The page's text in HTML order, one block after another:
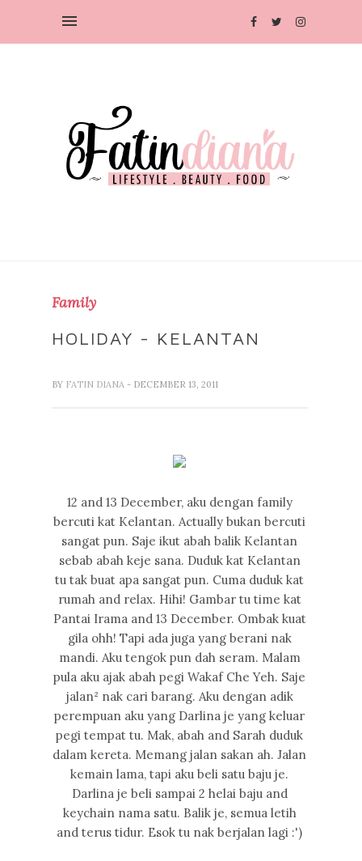
Family
HOLIDAY - KELANTAN
BY FATIN DIANA - DECEMBER 13, 2011
12 and 13 December, aku dengan family
bercuti kat Kelantan. Actually bukan bercuti
sangat pun. Saje ikut abah balik Kelantan
sebab abah keje sana. Duduk kat Kelantan
tu tak buat apa sangat pun. Cuma duduk kat
rumah and relax. Hihi! Gambar tu time kat
Pantai Irama and 13 December. Ombak kuat
gila ohh! Tapi ada juga yang berani nak
mandi. Aku tengok pun dah seram. Malam
pula aku ajak abah pegi Wakaf Che Yeh. Saje
jalan² nak cari barang. Aku dengan adik
perempuan aku yang Darlina je yang keluar
pegi tempat tu. Mak, abah and Sarah duduk
dalam kereta. Memang jalan sakan ah. Jalan
kemain lama, tapi aku beli satu baju je.
Darlina je beli sampai 2 helai baju and
keychain nama satu. Balik je, semua letih
and terus tidur. Esok tu nak berjalan lagi :')